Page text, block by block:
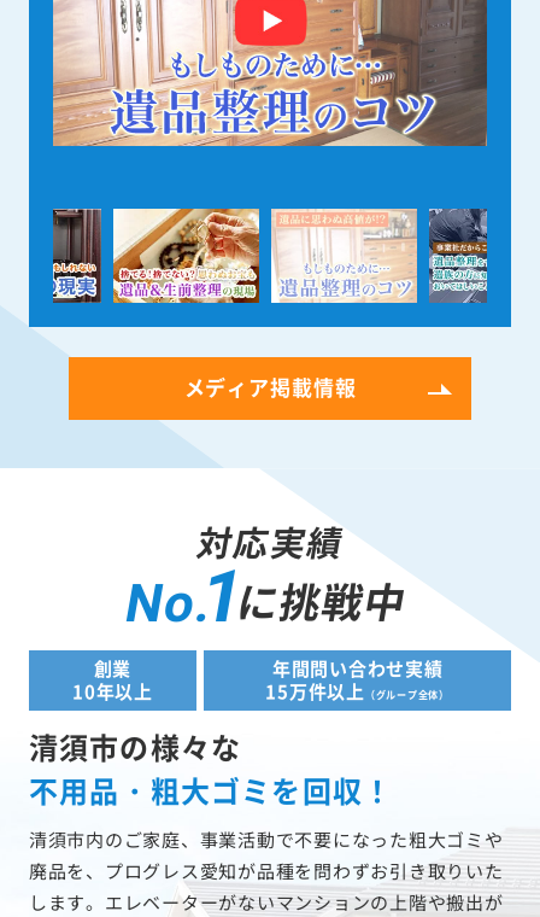
メディア掲載情報
対応実績
No.1に挑戦中
創業
10年以上
年間問い合わせ実績
15万件以上
（グループ全体）
清須市の様々な
不用品・粗大ゴミを回収！
清須市内のご家庭、事業活動で不要になった粗大ゴミや
廃品を、プログレス愛知が品種を問わずお引き取りいた
します。エレベーターがないマンションの上階や搬出が